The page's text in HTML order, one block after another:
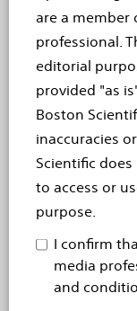
are a member
professional.
editorial
provided "as
Boston
inaccuracies
Scientific
to access or
purpose.
I confirm
media
and
Medical
Scientific
Abschluss
Company Inc.
Unternehmen,
Boston
ein –